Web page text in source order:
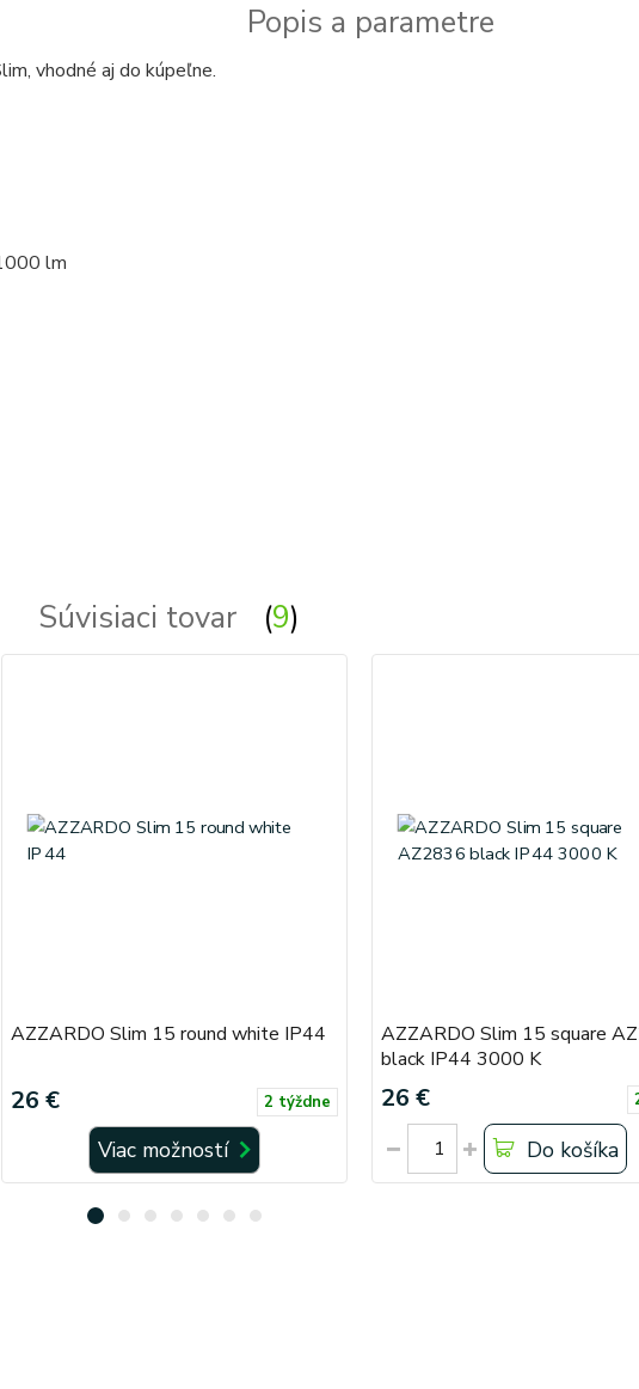
Popis a parametre
vhodné aj do kúpeľne.
lm
Súvisiaci tovar 9
AZZARDO Slim 15 round white IP44
26 € 2 týždne
Viac možností
AZZARDO Slim 15 square
black IP44 3000 K
26 €
Do košíka